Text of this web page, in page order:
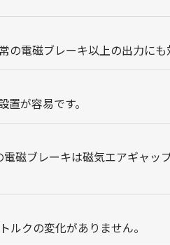
電磁ブレーキ以上の出力にも
が容易です。
磁ブレーキは磁気エアギャ
クの変化がありません。